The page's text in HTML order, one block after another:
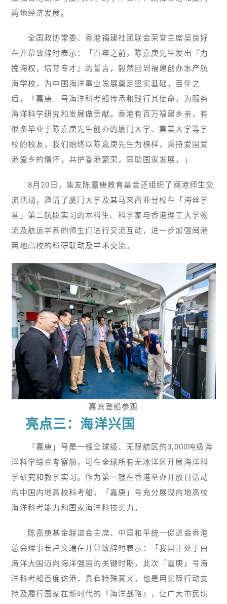
两地经济发展。
全国政协常委、香港福建社团联会荣誉主席吴良好
在开幕致辞时表示：「百年之前，陈嘉庚先生发出『力
挽海权，培育专才』的誓言，毅然回到福建创办水产航
海学校，为中国海洋事业发展奠定坚实基础。百年之
后，『嘉庚』号海洋科考船传承和践行其使命，为服务
海洋科学研究和发展做贡献。香港有百万福建乡亲，有
很多毕业于陈嘉庚先生创办的厦门大学、集美大学等学
校的校友，我们始终以陈嘉庚先生为榜样，秉持爱国爱
港爱乡的情怀，共护香港繁荣，同助国家发展。」
8月20日，集友陈嘉庚教育基金还组织了闽港师生交
流活动，邀请了厦门大学及其马来西亚分校在「海丝学
堂」第二航段实习的本科生、科学家与香港理工大学物
流及航运学系的师生们进行交流互动，进一步加强闽港
两地高校的科研联动及学术交流。
嘉宾登船参观
亮点三：海洋兴国
「嘉庚」号是一艘全球级、无限航区的3,000吨级海
洋科学综合考察船，可在全球所有无冰洋区开展海洋科
学研究和教学实习。作为第一艘在香港举办开放日活动
的中国内地高校科考船，「嘉庚」号充分展现内地高校
海洋科考能力和国家海洋科技实力。
陈嘉庚基金联谊会主席、中国和平统一促进会香港
总会理事长卢文端在开幕致辞时表示：「我国正处于由
海洋大国迈向海洋强国的关键时期，此次『嘉庚』号海
洋科考船首度访港，具有特殊意义，也是用实际行动支
持及履行国家在新时代的『海洋战略』，让广大市民切